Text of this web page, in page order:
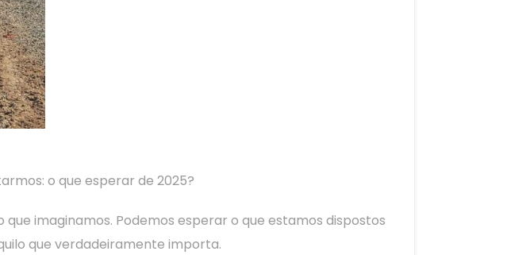
o que esperar de 2025?
imaginamos. Podemos esperar o que estamos dispostos
que verdadeiramente importa.